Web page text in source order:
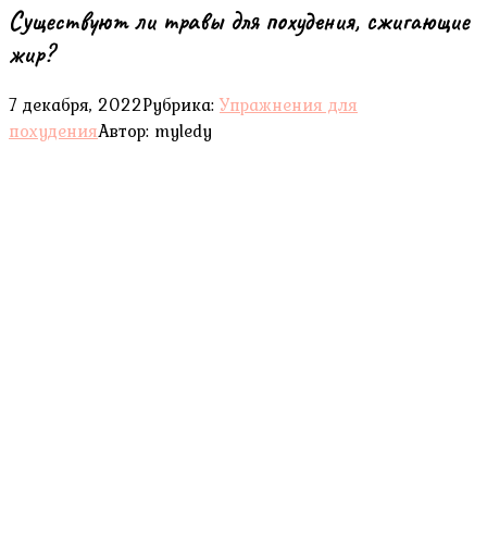
Существуют ли травы для похудения, сжигающие
жир?
7 декабря, 2022Рубрика: Упражнения для
похуденияАвтор: myledy